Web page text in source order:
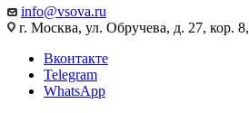
info@vsova.ru
г. Москва, ул. Обручева, д. 27, кор.
Вконтакте
Telegram
WhatsApp